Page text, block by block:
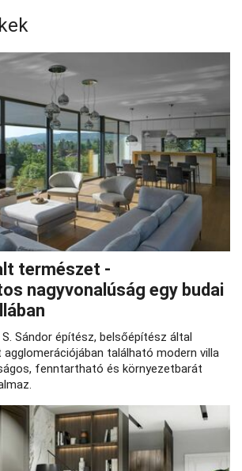
természet -
nagyvonalúság egy budai
Sándor építész, belsőépítész által
található modern villa
fenntartható és környezetbarát